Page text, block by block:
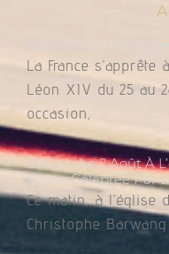
La France
Léon XIV du 25 au
occasion,
Dimanche 2 Août À
Messe Célébrée Par
Ce matin, à l’église
Christophe